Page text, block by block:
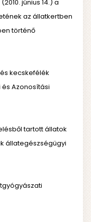
(2010. június 14.) a
az állatkertben
történő
kecskefélék
Azonosítási
tartott állatok
állategészségügyi